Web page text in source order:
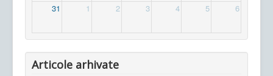
31 1 2 3 4 5 6
Articole arhivate